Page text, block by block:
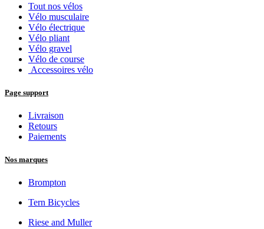
Tout nos vélos
Vélo musculaire
Vélo électrique
Vélo pliant
Vélo gravel
Vélo de course
Accessoires vélo
Page support
Livraison
Retours
Paiements
Nos marques
Brompton
Tern Bicycles
Riese and Muller